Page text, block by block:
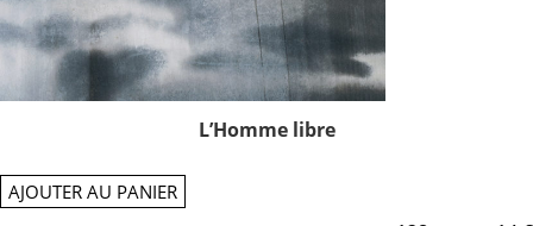
L’Homme libre
AJOUTER AU PANIER